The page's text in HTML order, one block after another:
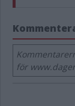
för